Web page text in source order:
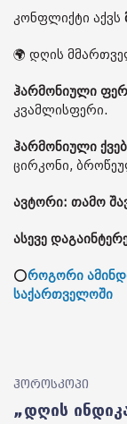
კონფლიქტი აქვს
🌍 დღის
ჰარმონიული
კვამლისფერი.
ჰარმონიული
ცირკონი,
ავტორი: თამო
ასევე
⭕როგორი
საქართველოში
ჰოროსკოპი
„დღის